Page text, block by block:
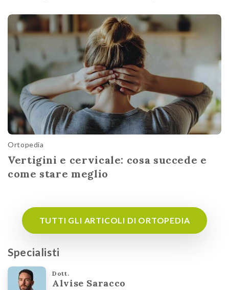
Ortopedia
Vertigini e cervicale: cosa succede e
come stare meglio
TUTTI GLI ARTICOLI DI ORTOPEDIA
Specialisti
Dott.
Alvise Saracco